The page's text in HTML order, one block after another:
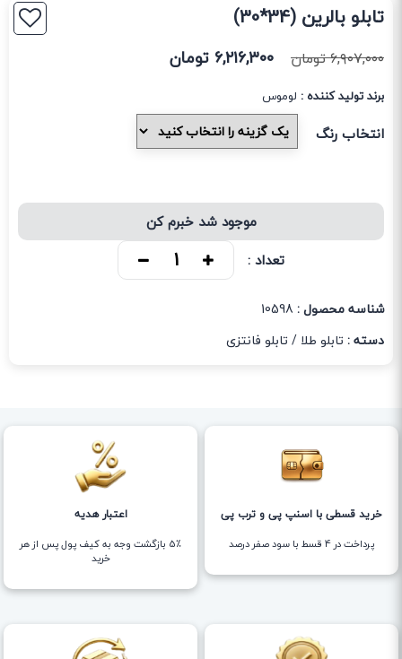
تابلو بالرین (34*30)
۶,۹۰۷,۰۰۰تومان ۶,۲۱۶,۳۰۰ تومان
برند تولید کننده : لوموس
انتخاب رنگ
موجود شد خبرم کن
تعداد :
شناسه محصول : 10598
دسته : تابلو طلا / تابلو فانتزی
خرید قسطی با اسنپ پی و ترب پی
پرداخت در 4 قسط با سود صفر درصد
اعتبار هدیه
5٪ بازگشت وجه به کیف پول پس از هر
خرید